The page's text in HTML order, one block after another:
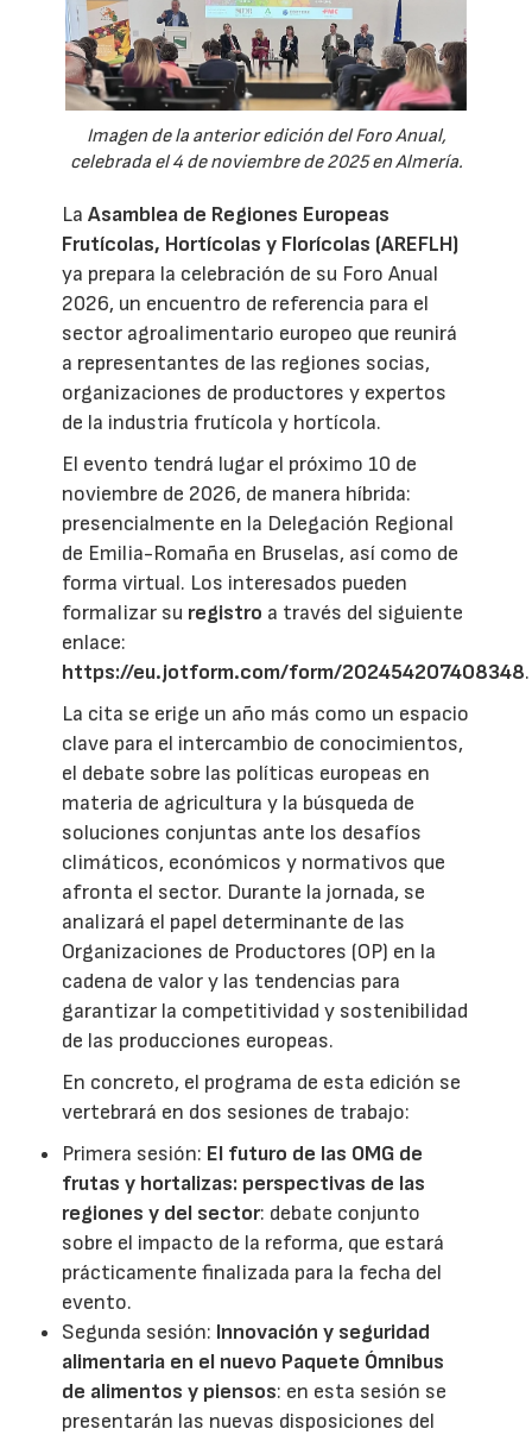
Imagen de la anterior edición del Foro Anual,
celebrada el 4 de noviembre de 2025 en Almería.
LaAsamblea de Regiones Europeas
Frutícolas, Hortícolas y Florícolas (AREFLH)
ya prepara la celebración de su Foro Anual
2026, un encuentro de referencia para el
sector agroalimentario europeo que reunirá
a representantes de las regiones socias,
organizaciones de productores y expertos
de la industria frutícola y hortícola.
El evento tendrá lugar el próximo 10 de
noviembre de 2026, de manera híbrida:
presencialmente en la Delegación Regional
de Emilia-Romaña en Bruselas, así como de
forma virtual. Los interesados pueden
formalizar su registro a través del siguiente
enlace:
https://eu.jotform.com/form/202454207408348.
La cita se erige un año más como un espacio
clave para el intercambio de conocimientos,
el debate sobre las políticas europeas en
materia de agricultura y la búsqueda de
soluciones conjuntas ante los desafíos
climáticos, económicos y normativos que
afronta el sector. Durante la jornada, se
analizará el papel determinante de las
Organizaciones de Productores (OP) en la
cadena de valor y las tendencias para
garantizar la competitividad y sostenibilidad
de las producciones europeas.
En concreto, el programa de esta edición se
vertebrará en dos sesiones de trabajo:
Primera sesión: El futuro de las OMG de
frutas y hortalizas: perspectivas de las
regiones y del sector: debate conjunto
sobre el impacto de la reforma, que estará
prácticamente finalizada para la fecha del
evento.
Segunda sesión: Innovación y seguridad
alimentaria en el nuevo Paquete Ómnibus
de alimentos y piensos: en esta sesión se
presentarán las nuevas disposiciones del